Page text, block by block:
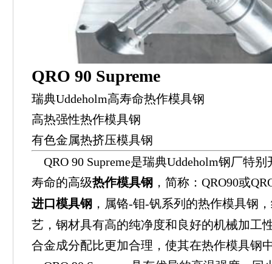
QRO 90 Supreme
瑞典Uddeholm高寿命热作模具钢
高热强性热作模具钢
有色金属热挤压模具钢
QRO 90 Supreme是瑞典Uddeholm钢厂特
寿命的高级热作模具钢 ，简称：QRO90或
进口模具钢 ，属铬-钼-钒系列的热作模具钢
艺，钢材具有高的纯净度和良好的机械加工
合金成分配比更加合理，使其在热作模具钢